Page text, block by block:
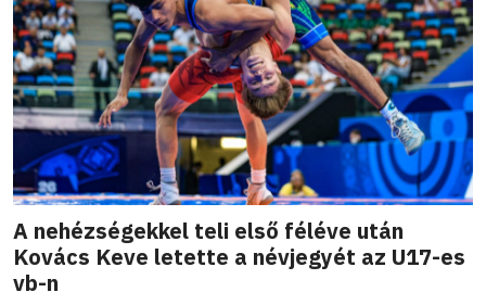
A nehézségekkel teli első féléve után
Kovács Keve letette a névjegyét az U17-es
vb-n